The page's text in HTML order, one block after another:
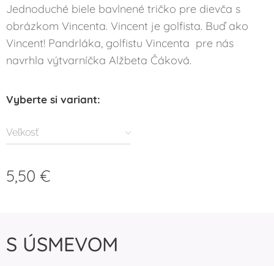
Jednoduché biele bavlnené tričko pre dievča s
obrázkom Vincenta. Vincent je golfista. Buď ako
Vincent! Pandrláka, golfistu Vincenta pre nás
navrhla výtvarníčka Alžbeta Čáková.
Vyberte si variant:
Veľkosť
5,50 €
S ÚSMEVOM